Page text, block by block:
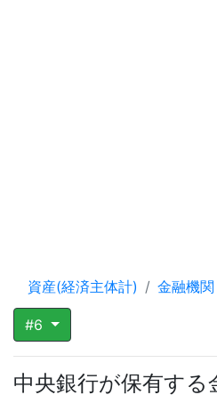
資産(経済主体計) 金融機関
#6
中央銀行が保有する